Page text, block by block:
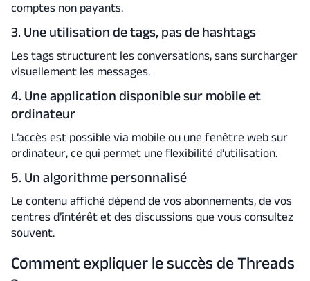
comptes non payants.
3. Une utilisation de tags, pas de hashtags
Les tags structurent les conversations, sans surcharger
visuellement les messages.
4. Une application disponible sur mobile et
ordinateur
L’accès est possible via mobile ou une fenêtre web sur
ordinateur, ce qui permet une flexibilité d’utilisation.
5. Un algorithme personnalisé
Le contenu affiché dépend de vos abonnements, de vos
centres d’intérêt et des discussions que vous consultez
souvent.
Comment expliquer le succès de Threads